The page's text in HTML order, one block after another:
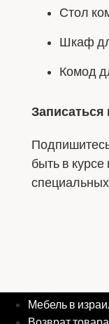
Стол
Шкаф
Комод
Записаться
быть в
Мебель в